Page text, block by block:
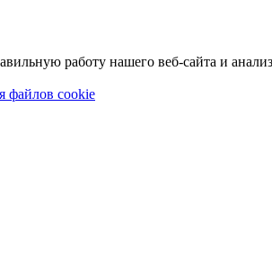
работу нашего веб-сайта и
файлов cookie